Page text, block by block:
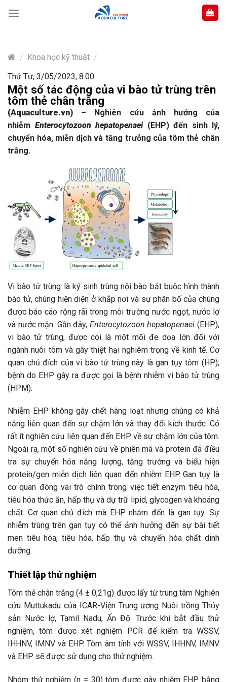
content
/ Khoa học kỹ thuật /
Thứ Tư, 3/05/2023, 8:00
Một số tác động của vi bào tử trùng trên
tôm thẻ chân trắng
(Aquaculture.vn) – Nghiên cứu ảnh hưởng của
nhiễm Enterocytozoon hepatopenaei(EHP) đến sinh lý,
chuyển hóa, miễn dịch và tăng trưởng của tôm thẻ chân
trắng.
Vi bào tử trùng là ký sinh trùng nội bào bắt buộc hình thành
bào tử, chúng hiện diện ở khắp nơi và sự phân bố của chúng
được báo cáo rộng rãi trong môi trường nước ngọt, nước lợ
và nước mặn. Gần đây, Enterocytozoon hepatopenaei (EHP),
vi bào tử trùng, được coi là một mối đe dọa lớn đối với
ngành nuôi tôm và gây thiệt hại nghiêm trọng về kinh tế. Cơ
quan chủ đích của vi bào tử trùng này là gan tụy tôm (HP);
bệnh do EHP gây ra được gọi là bệnh nhiễm vi bào tử trùng
(HPM).
Nhiễm EHP không gây chết hàng loạt nhưng chúng có khả
năng liên quan đến sự chậm lớn và thay đổi kích thước. Có
rất ít nghiên cứu liên quan đến EHP về sự chậm lớn của tôm.
Ngoài ra, một số nghiên cứu về phiên mã và protein đã điều
tra sự chuyển hóa năng lượng, tăng trưởng và biểu hiện
protein/gen miễn dịch liên quan đến nhiễm EHP. Gan tụy là
cơ quan đóng vai trò chính trong việc tiết enzym tiêu hóa,
tiêu hóa thức ăn, hấp thụ và dự trữ lipid, glycogen và khoáng
chất. Cơ quan chủ đích mà EHP nhắm đến là gan tụy. Sự
nhiễm trùng trên gan tụy có thể ảnh hưởng đến sự bài tiết
men tiêu hóa, tiêu hóa, hấp thụ và chuyển hóa chất dinh
dưỡng.
Thiết lập thử nghiệm
Tôm thẻ chân trắng (4 ± 0,21g) được lấy từ trung tâm Nghiên
cứu Muttukadu của ICAR-Viện Trung ương Nuôi trồng Thủy
sản Nước lợ, Tamil Nadu, Ấn Độ. Trước khi bắt đầu thử
nghiệm, tôm được xét nghiệm PCR để kiểm tra WSSV,
IHHNV, IMNV và EHP. Tôm âm tính với WSSV, IHHNV, IMNV
và EHP sẽ được sử dụng cho thử nghiệm.
Nhóm thử nghiệm (n = 30) tôm được gây nhiễm EHP bằng